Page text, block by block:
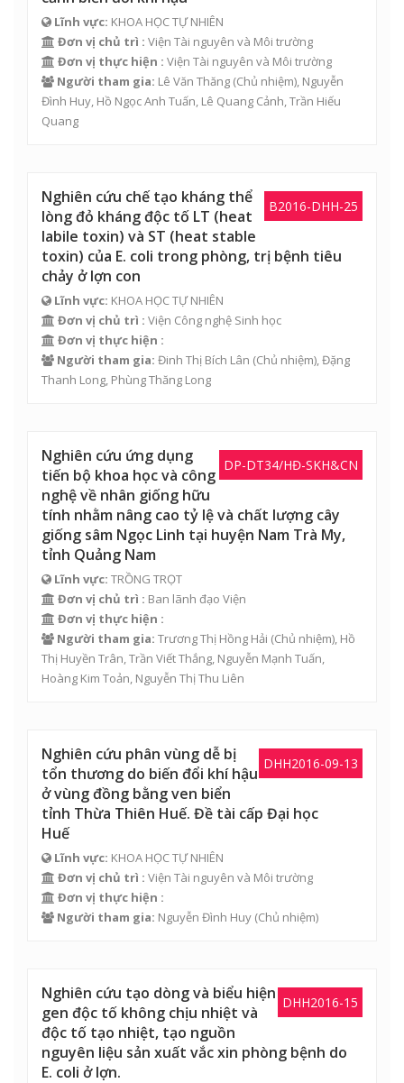
Lĩnh vực: KHOA HỌC TỰ NHIÊN
Đơn vị chủ trì : Viện Tài nguyên và Môi trường
Đơn vị thực hiện : Viện Tài nguyên và Môi trường
Người tham gia: Lê Văn Thăng (Chủ nhiệm), Nguyễn
Đình Huy, Hồ Ngọc Anh Tuấn, Lê Quang Cảnh,Trần Hiếu
Quang
B2016-DHH-25
Nghiên cứu chế tạo kháng thể
lòng đỏ kháng độc tố LT (heat
labile toxin) và ST (heat stable
toxin) của E. coli trong phòng, trị bệnh tiêu
chảy ở lợn con
Lĩnh vực: KHOA HỌC TỰ NHIÊN
Đơn vị chủ trì : Viện Công nghệ Sinh học
Đơn vị thực hiện :
Người tham gia: Đinh Thị Bích Lân (Chủ nhiệm),Đặng
Thanh Long, Phùng Thăng Long
DP-DT34/HĐ-SKH&CN
Nghiên cứu ứng dụng
tiến bộ khoa học và công
nghệ về nhân giống hữu
tính nhằm nâng cao tỷ lệ và chất lượng cây
giống sâm Ngọc Linh tại huyện Nam Trà My,
tỉnh Quảng Nam
Lĩnh vực: TRỒNG TRỌT
Đơn vị chủ trì : Ban lãnh đạo Viện
Đơn vị thực hiện :
Người tham gia: Trương Thị Hồng Hải (Chủ nhiệm), Hồ
Thị Huyền Trân, Trần Viết Thắng, Nguyễn Mạnh Tuấn,
Hoàng Kim Toản, Nguyễn Thị Thu Liên
DHH2016-09-13
Nghiên cứu phân vùng dễ bị
tổn thương do biến đổi khí hậu
ở vùng đồng bằng ven biển
tỉnh Thừa Thiên Huế. Đề tài cấp Đại học
Huế
Lĩnh vực: KHOA HỌC TỰ NHIÊN
Đơn vị chủ trì : Viện Tài nguyên và Môi trường
Đơn vị thực hiện :
Người tham gia: Nguyễn Đình Huy (Chủ nhiệm)
DHH2016-15
Nghiên cứu tạo dòng và biểu hiện
gen độc tố không chịu nhiệt và
độc tố tạo nhiệt, tạo nguồn
nguyên liệu sản xuất vắc xin phòng bệnh do
E. coli ở lợn.